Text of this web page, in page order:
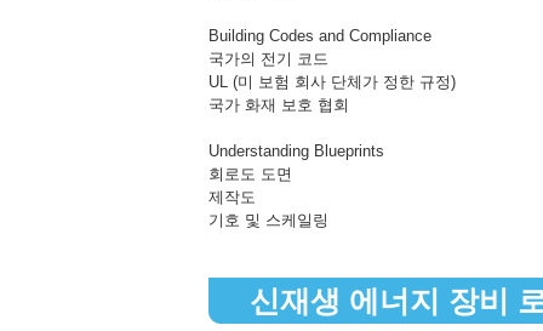
Building Codes and Compliance
국가의 전기 코드
UL (미 보험 회사 단체가 정한 규정)
국가 화재 보호 협회
Understanding Blueprints
회로도 도면
제작도
기호 및 스케일링
신재생 에너지 장비